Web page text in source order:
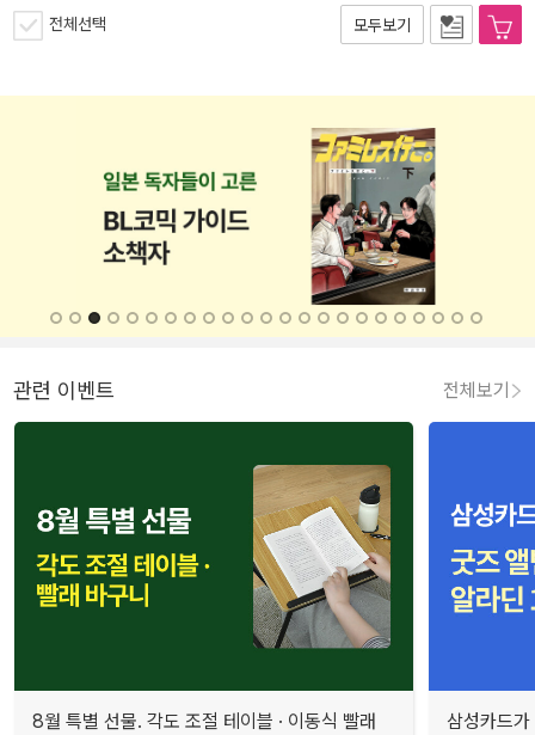
전체선택 모두보기
관련 이벤트 전체보기
8월 특별 선물. 각도 조절 테이블 · 이동식 빨래
삼성카드